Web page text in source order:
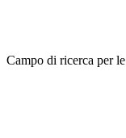
Campo di ricerca per